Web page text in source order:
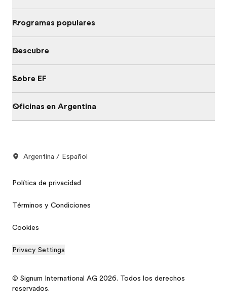
Programas populares
Descubre
Sobre EF
Oficinas en Argentina
Argentina / Español
Política de privacidad
Términos y Condiciones
Cookies
Privacy Settings
© Signum International AG 2026. Todos los derechos
reservados.